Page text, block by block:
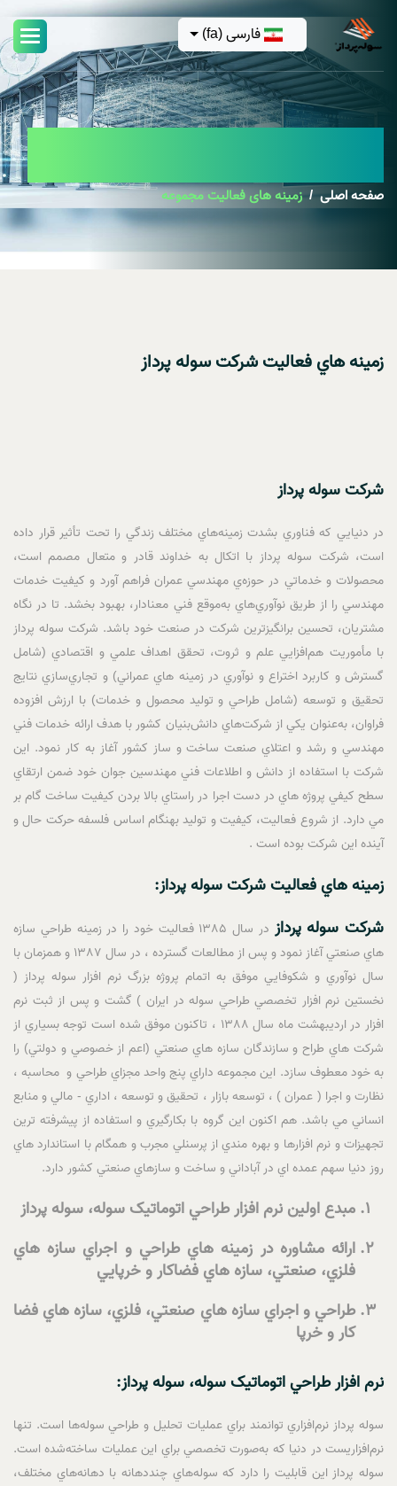
فارسی (fa)
صفحه اصلی زمینه های فعالیت مجموعه
زمينه هاي فعاليت شرکت سوله پرداز
شرکت سوله پرداز
در دنيايي كه فناوري بشدت زمينه‌هاي مختلف زندگي را تحت تأثير قرار داده
است، شرکت سوله پرداز با اتکال به خداوند قادر و متعال مصمم است،
محصولات و خدماتي در حوزه‌ي مهندسي عمران فراهم ‌آورد و كيفيت خدمات
مهندسي را از طريق نوآوري‌هاي به‌موقع فني معنادار، بهبود ‌بخشد. تا در نگاه
مشتريان، تحسين‌ برانگيزترين شركت در صنعت خود باشد. شرکت سوله پرداز
با مأموريت هم‌افزايي علم و ثروت، تحقق اهداف علمي و اقتصادي (شامل
گسترش و كاربرد اختراع و نوآوري در زمينه هاي عمراني) و تجاري‌سازي نتايج
تحقيق و توسعه (شامل طراحي و توليد محصول و خدمات) با ارزش ‌افزوده
فراوان، به‌عنوان يکي از شرکت‌هاي دانش‌بنيان کشور با هدف ارائه خدمات فني
مهندسي و رشد و اعتلاي صنعت ساخت و ساز کشور آغاز به کار نمود. اين
شرکت با استفاده از دانش و اطلاعات فني مهندسين جوان خود ضمن ارتقاي
سطح کيفي پروژه هاي در دست اجرا در راستاي بالا بردن کيفيت ساخت گام بر
مي دارد. از شروع فعاليت، کيفيت و توليد بهنگام اساس فلسفه حرکت حال و
آينده اين شرکت بوده است .
زمينه هاي فعاليت شرکت سوله پرداز:
شرکت سوله پرداز
در سال 1385 فعاليت خود را در زمينه طراحي سازه
هاي صنعتي آغاز نمود و پس از مطالعات گسترده ، در سال 1387 و همزمان با
سال نوآوري و شکوفايي موفق به اتمام پروژه بزرگ نرم افزار سوله پرداز (
نخستين نرم افزار تخصصي طراحي سوله در ايران ) گشت و پس از ثبت نرم
افزار در ارديبهشت ماه سال 1388 ، تاکنون موفق شده است توجه بسياري از
شرکت هاي طراح و سازندگان سازه هاي صنعتي (اعم از خصوصي و دولتي) را
به خود معطوف سازد. اين مجموعه داراي پنج واحد مجزاي طراحي و محاسبه ،
نظارت و اجرا ( عمران ) ، توسعه بازار ، تحقيق و توسعه ، اداري - مالي و منابع
انساني مي باشد. هم اکنون اين گروه با بکارگيري و استفاده از پيشرفته ترين
تجهيزات و نرم افزارها و بهره مندي از پرسنلي مجرب و همگام با استاندارد هاي
روز دنيا سهم عمده اي در آباداني و ساخت و سازهاي صنعتي کشور دارد.
مبدع اولين نرم افزار طراحي اتوماتيک سوله، سوله پرداز
ارائه مشاوره در زمينه هاي طراحي و اجراي سازه هاي
فلزي، صنعتي، سازه هاي فضاکار و خرپايي
طراحي و اجراي سازه هاي صنعتي، فلزي، سازه هاي فضا
کار و خرپا
نرم افزار طراحي اتوماتيک سوله، سوله پرداز:
سوله پرداز نرم‌افزاري توانمند براي عمليات تحليل و طراحي سوله‌ها است. تنها
نرم‌افزاريست در دنيا که به‌صورت تخصصي براي اين عمليات ساخته‌شده است.
سوله پرداز اين قابليت را دارد که سوله‌هاي چنددهانه با دهانه‌هاي مختلف،